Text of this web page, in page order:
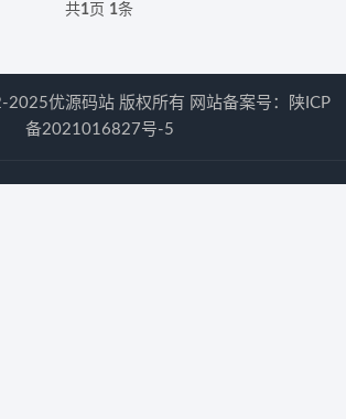
共1 页 1条
优源码站 版权所有 网站备案号：
陕ICP
备2021016827号-5